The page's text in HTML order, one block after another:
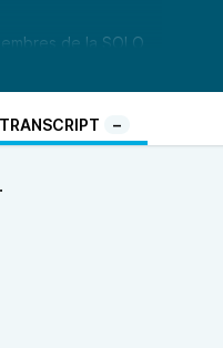
de la SOLO,
Le Moigne.
ou sur sbco.fr
radios associatives
à travers la diffusion
qui
TRANSCRIPT –